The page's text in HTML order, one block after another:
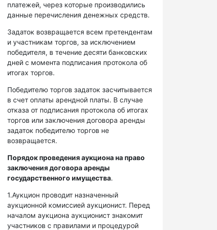
платежей, через которые производились
данные перечисления денежных средств.
Задаток возвращается всем претендентам
и участникам торгов, за исключением
победителя, в течение десяти банковских
дней с момента подписания протокола об
итогах торгов.
Победителю торгов задаток засчитывается
в счет оплаты арендной платы. В случае
отказа от подписания протокола об итогах
торгов или заключения договора аренды
задаток победителю торгов не
возвращается.
Порядок проведения аукциона на право
заключения договора аренды
государственного имущества.
1.Аукцион проводит назначенный
аукционной комиссией аукционист. Перед
началом аукциона аукционист знакомит
участников с правилами и процедурой